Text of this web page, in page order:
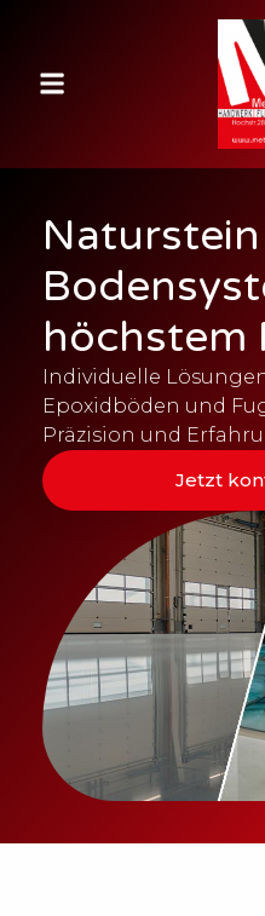
höchstem
Individuelle
Epoxidböden und
Präzision und
Jetzt